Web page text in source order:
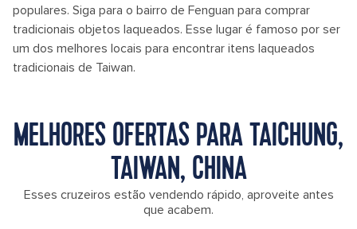
populares. Siga para o bairro de Fenguan para comprar
tradicionais objetos laqueados. Esse lugar é famoso por ser
um dos melhores locais para encontrar itens laqueados
tradicionais de Taiwan.
MELHORES OFERTAS PARA TAICHUNG,
TAIWAN, CHINA
Esses cruzeiros estão vendendo rápido, aproveite antes
que acabem.